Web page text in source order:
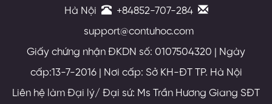
Hà Nội
+84852-707-284
support@contuhoc.com
Giấy chứng nhận ĐKDN số: 0107504320 | Ngày
cấp:13-7-2016 | Nơi cấp: Sở KH-ĐT TP. Hà Nội
Liên hệ làm Đại lý/ Đại sứ: Ms Trần Hương Giang SĐT